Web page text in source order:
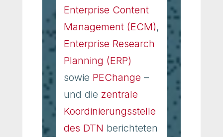
Enterprise Content
Management (ECM),
Enterprise Research
Planning (ERP)
sowie PEChange –
und die zentrale
Koordinierungsstelle
des DTN berichteten